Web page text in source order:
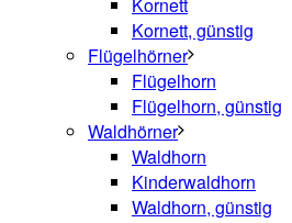
Kornett, günstig
Flügelhörner
Flügelhorn
Flügelhorn, günstig
Waldhörner
Waldhorn
Kinderwaldhorn
Waldhorn, günstig